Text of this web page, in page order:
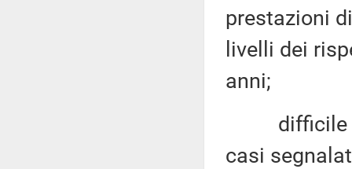
prestazioni
livelli dei
anni;
difficile
casi